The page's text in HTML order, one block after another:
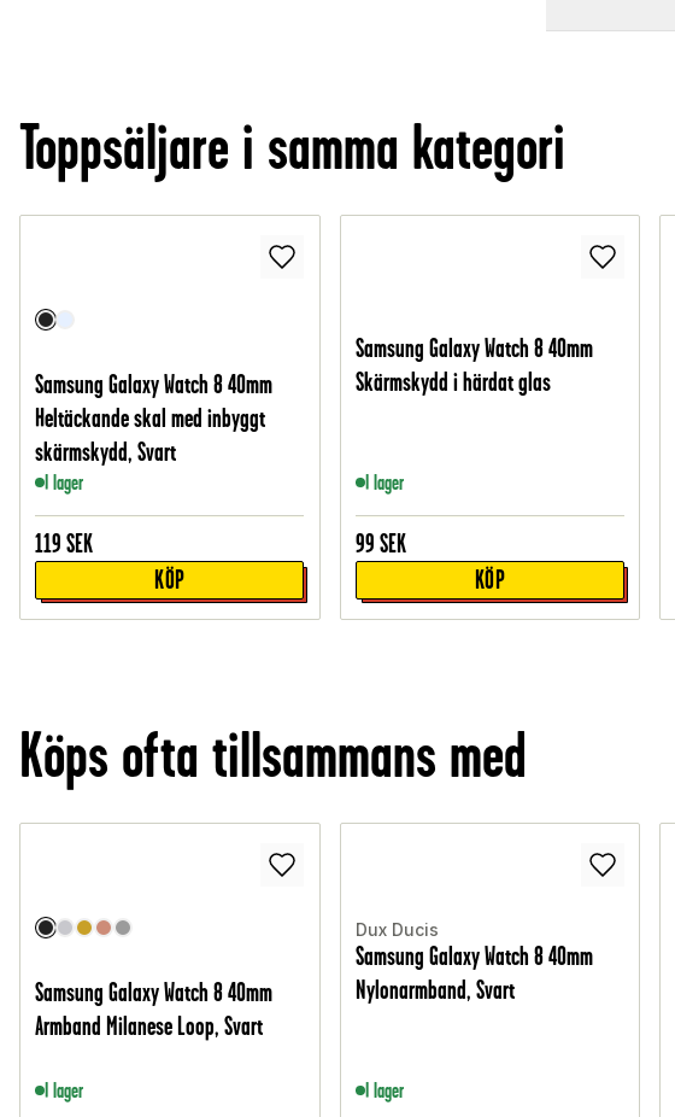
Toppsäljare i samma kategori
Samsung Galaxy Watch 8 40mm
Heltäckande skal med inbyggt
skärmskydd, Svart
I lager
119 SEK
KÖP
Samsung Galaxy Watch 8 40mm
Skärmskydd i härdat glas
I lager
99 SEK
KÖP
Köps ofta tillsammans med
Samsung Galaxy Watch 8 40mm
Armband Milanese Loop, Svart
I lager
Dux Ducis
Samsung Galaxy Watch 8 40mm
Nylonarmband, Svart
I lager